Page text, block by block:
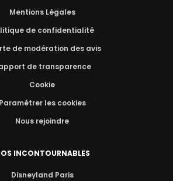
Mentions Légales
de confidentialité
de modération des avis
de transparence
Cookie
Paramétrer les cookies
Nous rejoindre
INCONTOURNABLES
Disneyland Paris